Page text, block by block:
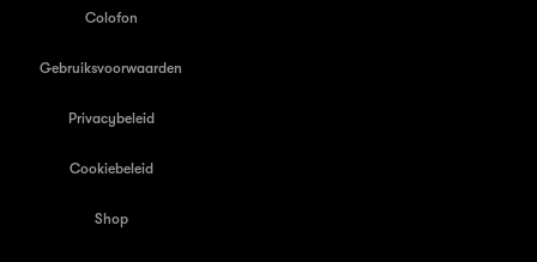
Colofon
Gebruiksvoorwaarden
Privacybeleid
Cookiebeleid
Shop